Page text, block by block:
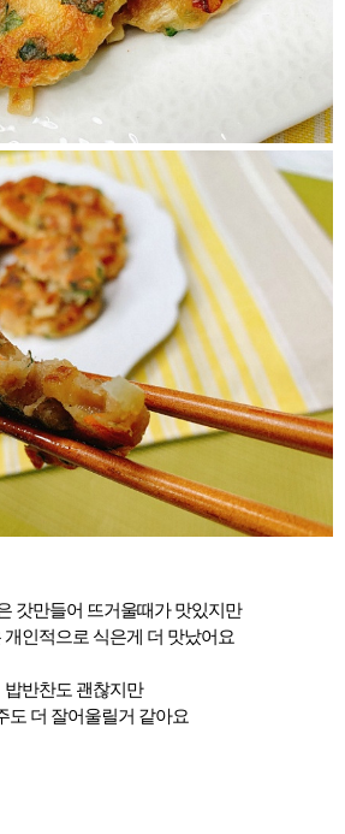
갓만들어 뜨거울때가 맛있지만
개인적으로 식은게 더 맛났어요
밥반찬도 괜찮지만
도 더 잘어울릴거 같아요